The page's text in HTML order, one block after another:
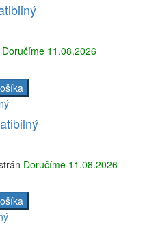
Doručíme 11.08.2026
Doručíme 11.08.2026